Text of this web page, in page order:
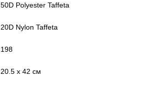
50D Polyester Taffeta
20D Nylon Taffeta
198
20.5 х 42 см